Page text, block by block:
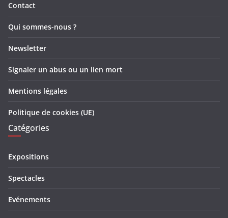
Contact
Qui sommes-nous ?
Newsletter
Signaler un abus ou un lien mort
Mentions légales
Politique de cookies (UE)
Catégories
Expositions
Spectacles
Evénements